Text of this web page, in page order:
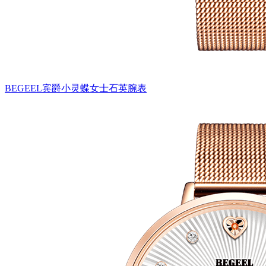
BEGEEL宾爵小灵蝶女士石英腕表